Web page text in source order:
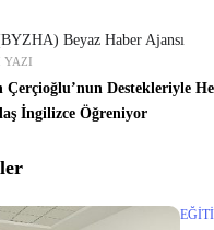
Beyaz Haber Ajansı
YAZI
Çerçioğlu’nun Destekleriyle
İngilizce Öğreniyor